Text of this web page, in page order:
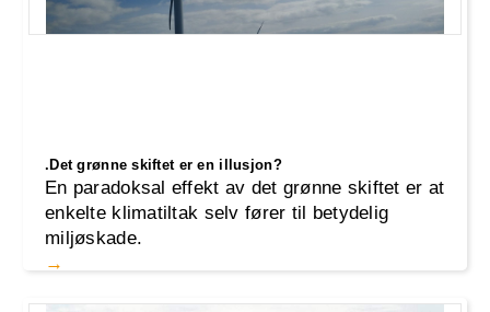
.Det grønne skiftet er en illusjon?
En paradoksal effekt av det grønne skiftet er at
enkelte klimatiltak selv fører til betydelig
miljøskade.